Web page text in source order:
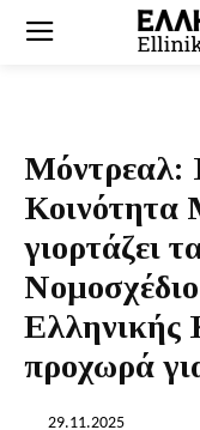
Μόντρεαλ:
Κοινότητα
γιορτάζει
Ελληνικής
προχωρά
29.11.2025